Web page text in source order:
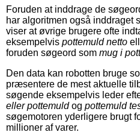
Foruden at inddrage de
har algoritmen også inddraget
viser at øvrige brugere ofte
eksempelvis pottemuld netto
foruden søgeord som mug i
Den data kan robotten bruge
præsentere de mest aktuelle
søgende eksempelvis leder
eller pottemuldog pottemuld
søgemotoren yderligere brugt
millioner af varer.